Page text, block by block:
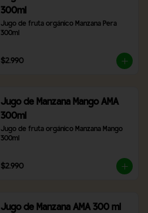
300ml
Jugo de fruta orgánico Manzana Pera
300ml
$2.990
Jugo de Manzana Mango AMA
300ml
Jugo de fruta orgánico Manzana Mango
300ml
$2.990
Jugo de Manzana AMA 300 ml